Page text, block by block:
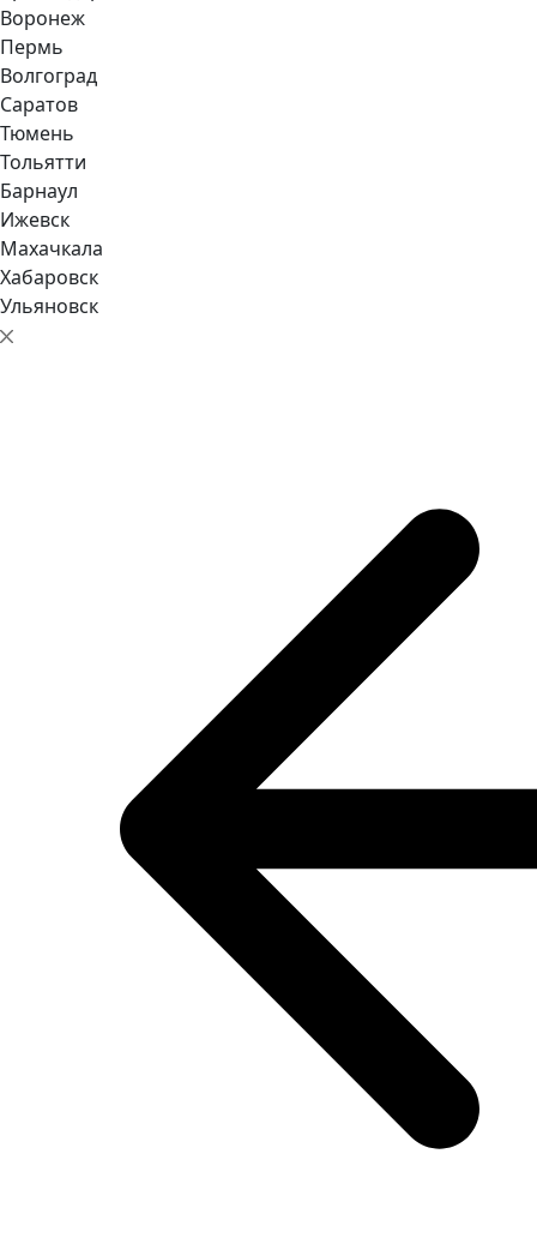
Воронеж
Пермь
Волгоград
Саратов
Тюмень
Тольятти
Барнаул
Ижевск
Махачкала
Хабаровск
Ульяновск